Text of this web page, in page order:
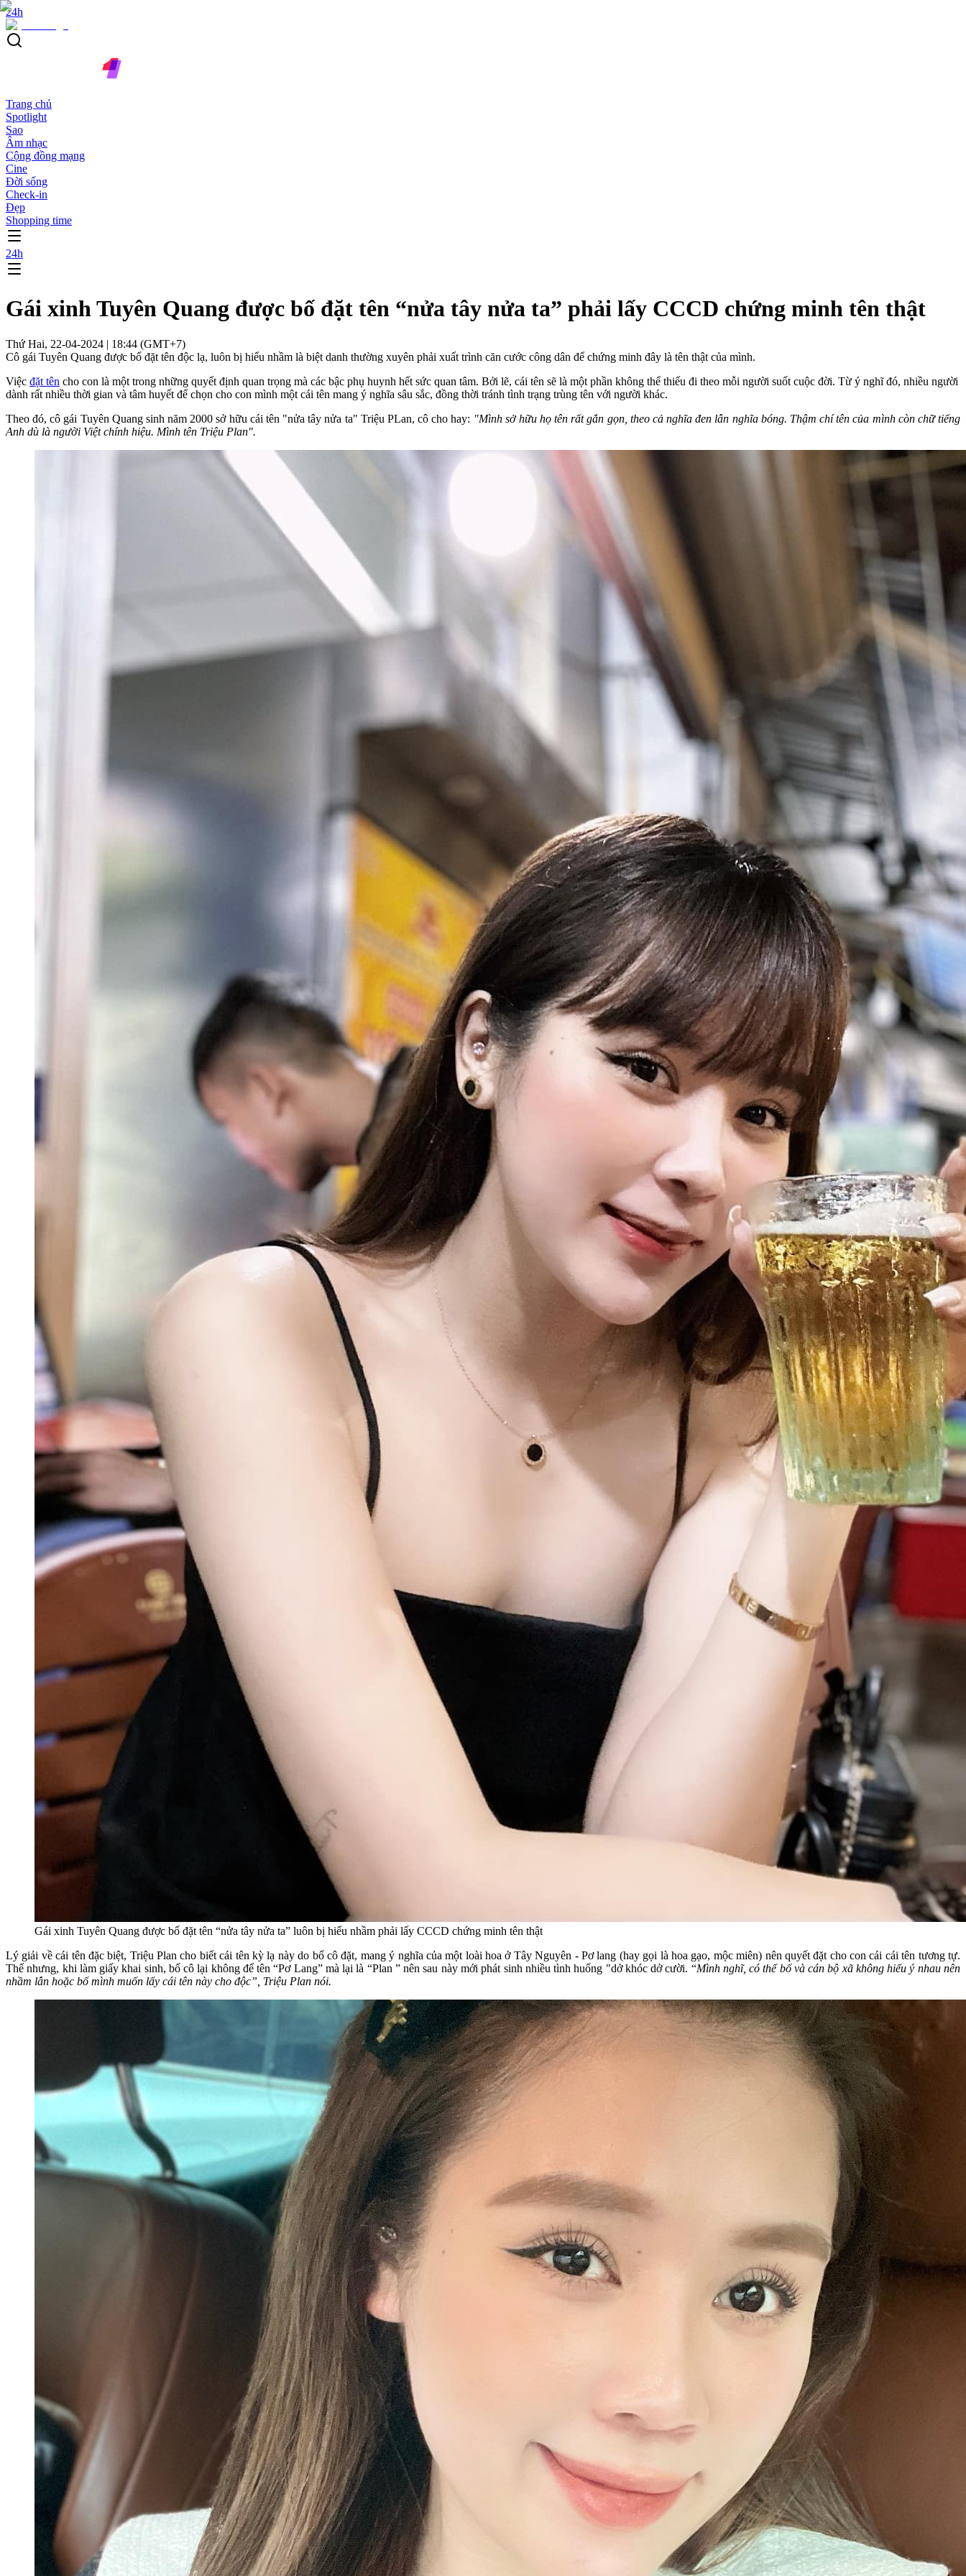
24h
Trang chủ
Spotlight
Sao
Âm nhạc
Cộng đồng mạng
Cine
Đời sống
Check-in
Đẹp
Shopping time
24h
Gái xinh Tuyên Quang được bố đặt tên “nửa tây nửa ta” phải lấy CCCD chứng minh tên thật
Thứ Hai, 22-04-2024 | 18:44 (GMT+7)
Cô gái Tuyên Quang được bố đặt tên độc lạ, luôn bị hiểu nhầm là biệt danh thường xuyên phải xuất trình căn cước công dân để chứng minh đây là tên thật của mình.
Việc đặt tên cho con là một trong những quyết định quan trọng mà các bậc phụ huynh hết sức quan tâm. Bởi lẽ, cái tên sẽ là một phần không thể thiếu đi theo mỗi người suốt cuộc đời. Từ ý nghĩ đó, nhiều người
dành rất nhiều thời gian và tâm huyết để chọn cho con mình một cái tên mang ý nghĩa sâu sắc, đồng thời tránh tình trạng trùng tên với người khác.
Theo đó, cô gái Tuyên Quang sinh năm 2000 sở hữu cái tên "nửa tây nửa ta" Triệu PLan, cô cho hay: "Mình sở hữu họ tên rất gắn gọn, theo cả nghĩa đen lẫn nghĩa bóng. Thậm chí tên của mình còn chữ tiếng
Anh dù là người Việt chính hiệu. Mình tên Triệu Plan".
Gái xinh Tuyên Quang được bố đặt tên “nửa tây nửa ta” luôn bị hiểu nhầm phải lấy CCCD chứng minh tên thật
Lý giải về cái tên đặc biệt, Triệu Plan cho biết cái tên kỳ lạ này do bố cô đặt, mang ý nghĩa của một loài hoa ở Tây Nguyên - Pơ lang (hay gọi là hoa gạo, mộc miên) nên quyết đặt cho con cái cái tên tương tự.
Thế nhưng, khi làm giấy khai sinh, bố cô lại không để tên “Pơ Lang” mà lại là “Plan ” nên sau này mới phát sinh nhiều tình huống "dở khóc dở cười. “Mình nghĩ, có thể bố và cán bộ xã không hiểu ý nhau nên
nhầm lẫn hoặc bố mình muốn lấy cái tên này cho độc”, Triệu Plan nói.